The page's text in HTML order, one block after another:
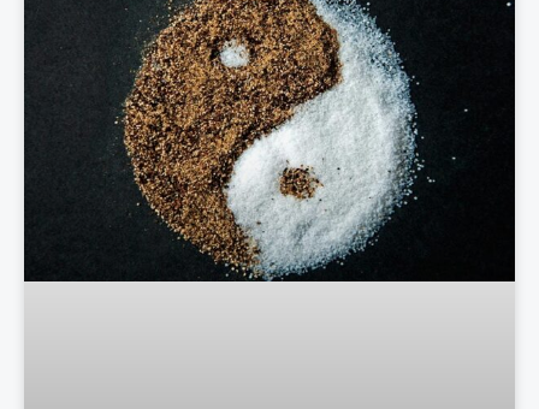
Αλάτι και πιπέρι, τα πολυτιμότερα
συστατικά της μαγειρικής τέχνης –
Το … βασιλικό
9 Ιουνίου, 2017